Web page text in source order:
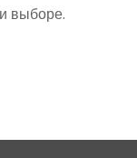
выборе.